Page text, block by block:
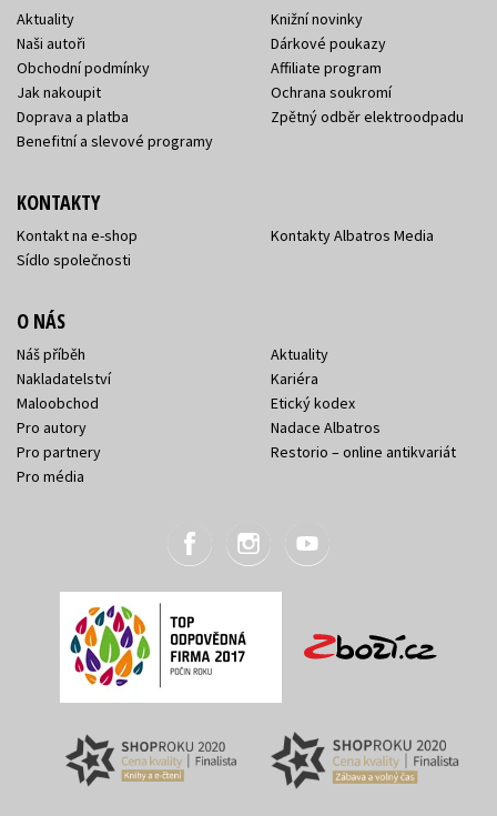
Aktuality
Naši autoři
Obchodní podmínky
Jak nakoupit
Doprava a platba
Benefitní a slevové programy
Knižní novinky
Dárkové poukazy
Affiliate program
Ochrana soukromí
Zpětný odběr elektroodpadu
KONTAKTY
Kontakt na e-shop
Sídlo společnosti
Kontakty Albatros Media
O NÁS
Náš příběh
Nakladatelství
Maloobchod
Pro autory
Pro partnery
Pro média
Aktuality
Kariéra
Etický kodex
Nadace Albatros
Restorio – online antikvariát